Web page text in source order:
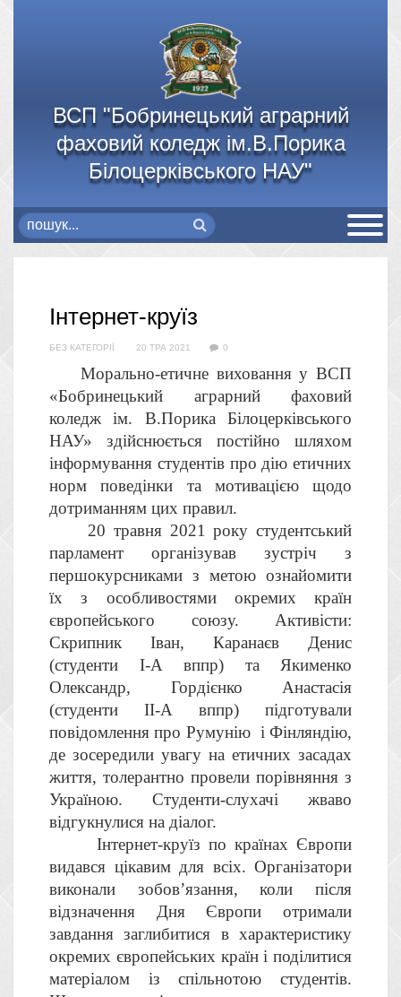
ВСП "Бобринецький аграрний
фаховий коледж ім.В.Порика
Білоцерківського НАУ"
Інтернет-круїз
БЕЗ КАТЕГОРІЇ 20 ТРА 2021 0
Морально-етичне виховання у ВСП
«Бобринецький аграрний фаховий
коледж ім. В.Порика Білоцерківського
НАУ» здійснюється постійно шляхом
інформування студентів про дію етичних
норм поведінки та мотивацією щодо
дотриманням цих правил.
20 травня 2021 року студентський
парламент організував зустріч з
першокурсниками з метою ознайомити
їх з особливостями окремих країн
європейського союзу. Активісти:
Скрипник Іван, Каранаєв Денис
(студенти І-А вппр) та Якименко
Олександр, Гордієнко Анастасія
(студенти ІІ-А вппр) підготували
повідомлення про Румунію і Фінляндію,
де зосередили увагу на етичних засадах
життя, толерантно провели порівняння з
Україною. Студенти-слухачі жваво
відгукнулися на діалог.
Інтернет-круїз по країнах Європи
видався цікавим для всіх. Організатори
виконали зобов’язання, коли після
відзначення Дня Європи отримали
завдання заглибитися в характеристику
окремих європейських країн і поділитися
матеріалом із спільнотою студентів.